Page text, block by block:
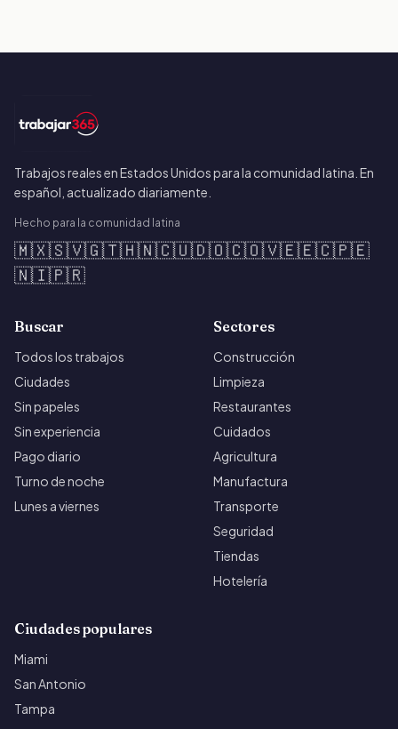
Trabajos reales en Estados Unidos para la comunidad latina. En
español, actualizado diariamente.
Hecho para la comunidad latina
🇲🇽🇸🇻🇬🇹🇭🇳🇨🇺🇩🇴🇨🇴🇻🇪🇪🇨🇵🇪
🇳🇮🇵🇷
Buscar
Todos los trabajos
Ciudades
Sin papeles
Sin experiencia
Pago diario
Turno de noche
Lunes a viernes
Sectores
Construcción
Limpieza
Restaurantes
Cuidados
Agricultura
Manufactura
Transporte
Seguridad
Tiendas
Hotelería
Ciudades populares
Miami
San Antonio
Tampa